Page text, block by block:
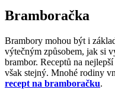
Bramboračka
Brambory mohou být i
výtečným způsobem, jak si
brambor. Receptů na
však stejný. Mnohé rodiny
recept na bramboračku.